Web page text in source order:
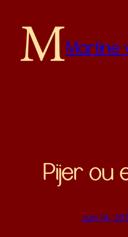
Martine
Pijer ou
Juin 14,